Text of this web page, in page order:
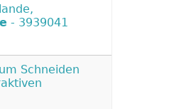
- 3939041
Schneiden